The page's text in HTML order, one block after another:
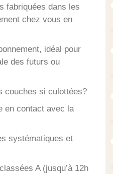
fabriquées dans les
chez vous en
idéal pour
des futurs ou
couches si culottées?
en contact avec la
systématiques et
A (jusqu’à 12h